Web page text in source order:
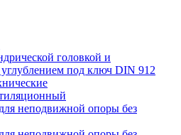
головкой и
под ключ DIN 912
неподвижной опоры без